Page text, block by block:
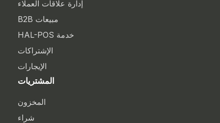
إدارة علاقات العملاء
مبيعات B2B
خدمة HAL-POS
الإشتراكات
الإيجارات
المشتريات
المخزون
شراء